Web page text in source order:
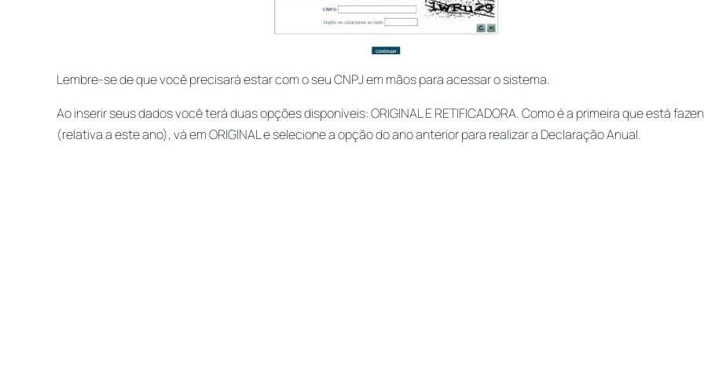
Lembre-se de que você precisará estar com o seu CNPJ em mãos para acessar o sistema.
Ao inserir seus dados você terá duas opções disponíveis: ORIGINAL E RETIFICADORA. Como é a primeira que está
(relativa a este ano), vá em ORIGINAL e selecione a opção do ano anterior para realizar a Declaração Anual.